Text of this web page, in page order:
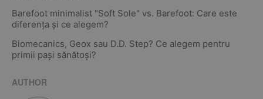
Barefoot minimalist "Soft Sole" vs. Barefoot: Care este
diferența și ce alegem?
Biomecanics, Geox sau D.D. Step? Ce alegem pentru
primii pași sănătoși?
AUTHOR